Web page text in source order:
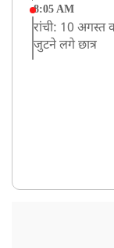
8:05 AM
रांची: 10 अगस्त
जुटने लगे छात्र